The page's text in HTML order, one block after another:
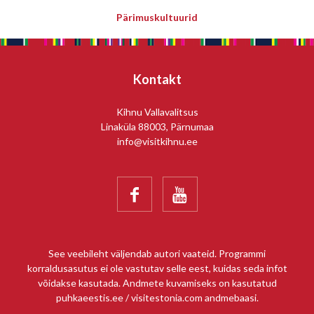
Pärimuskultuurid
Kontakt
Kihnu Vallavalitsus
Linaküla 88003, Pärnumaa
info@visitkihnu.ee
 
See veebileht väljendab autori vaateid. Programmi
korraldusasutus ei ole vastutav selle eest, kuidas seda infot
võidakse kasutada. Andmete kuvamiseks on kasutatud
puhkaeestis.ee / visitestonia.com andmebaasi.